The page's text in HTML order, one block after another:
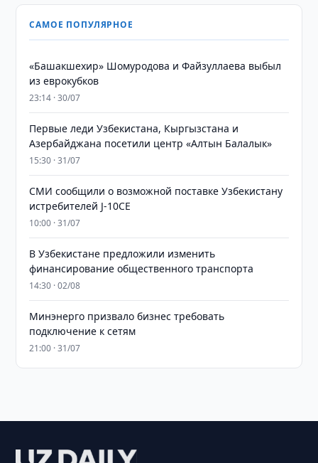
САМОЕ ПОПУЛЯРНОЕ
«Башакшехир» Шомуродова и Файзуллаева выбыл
из еврокубков
23:14 · 30/07
Первые леди Узбекистана, Кыргызстана и
Азербайджана посетили центр «Алтын Балалык»
15:30 · 31/07
СМИ сообщили о возможной поставке Узбекистану
истребителей J-10CE
10:00 · 31/07
В Узбекистане предложили изменить
финансирование общественного транспорта
14:30 · 02/08
Минэнерго призвало бизнес требовать
подключение к сетям
21:00 · 31/07